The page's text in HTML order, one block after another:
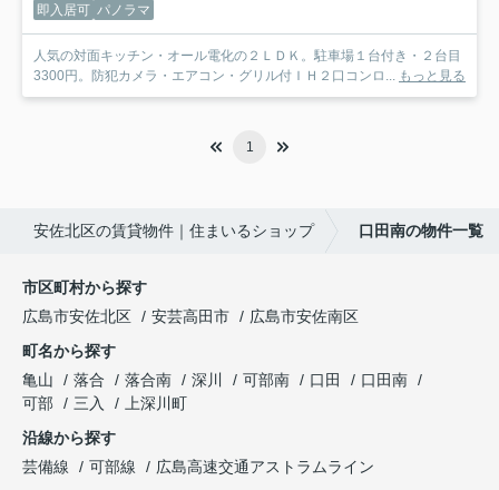
即入居可 パノラマ
人気の対面キッチン・オール電化の２ＬＤＫ。駐車場１台付き・２台目
3300円。防犯カメラ・エアコン・グリル付ＩＨ２口コンロ...
もっと見る
1
安佐北区の賃貸物件｜住まいるショップ 口田南の物件一覧
市区町村から探す
広島市安佐北区
安芸高田市
広島市安佐南区
町名から探す
亀山
落合 落合南 深川 可部南 口田
口田南
可部
三入
上深川町
沿線から探す
芸備線
可部線
広島高速交通アストラムライン